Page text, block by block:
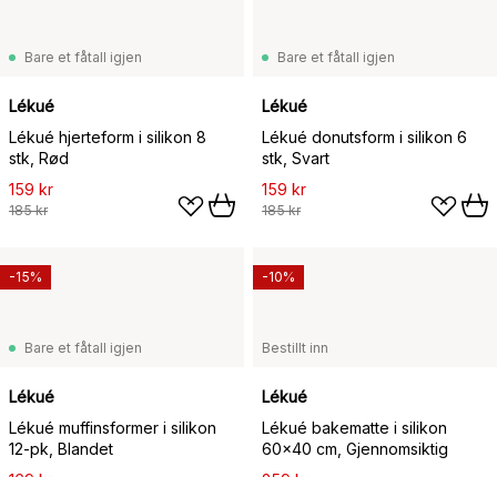
Bare et fåtall igjen
Lékué
Lékué hjerteform i silikon 8
stk, Rød
159 kr
185 kr
Bare et fåtall igjen
Lékué
Lékué donutsform i silikon 6
stk, Svart
159 kr
185 kr
Bare et fåtall igjen
Lékué
Lékué muffinsformer i silikon
12-pk, Blandet
-15%
Bestillt inn
Lékué
Lékué bakematte i silikon
60x40 cm, Gjennomsiktig
-10%